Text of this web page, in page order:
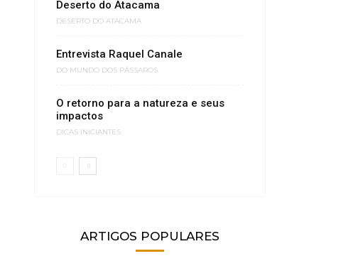
Deserto do Atacama
DESERTO DO ATACAMA
Entrevista Raquel Canale
DO MUNDO DOS PÁSSAROS
O retorno para a natureza e seus
impactos
DICAS INICIANTES
ARTIGOS POPULARES